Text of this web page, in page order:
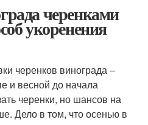
черенками
укоренения
черенков винограда –
и весной до начала
черенки, но шансов на
Дело в том, что осенью в